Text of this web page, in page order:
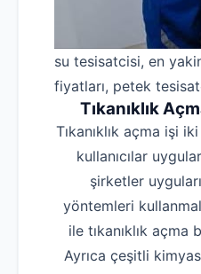
su tesisatcisi, en
fiyatları, petek
Tıkanıklık
Tıkanıklık açma işi
kullanıcılar
şirketler
yöntemleri
ile tıkanıklık açma
Ayrıca çeşitli